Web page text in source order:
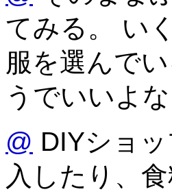
てみる。 い
服を選んで
うでいいよ
@ DIYショ
入したり、